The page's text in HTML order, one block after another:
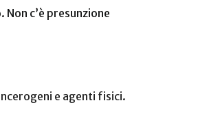
c’è presunzione
e agenti fisici.